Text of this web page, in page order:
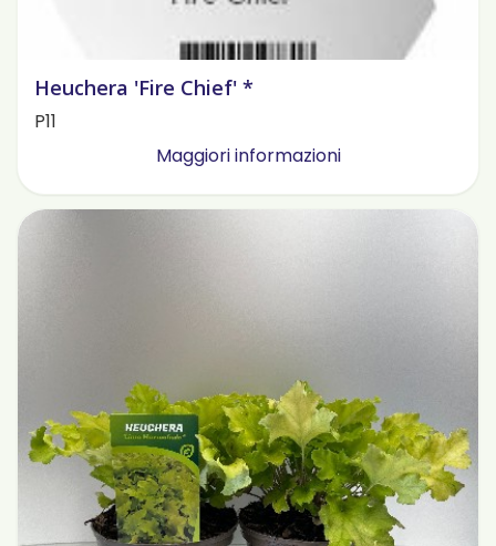
Heuchera 'Fire Chief' *
P11
Maggiori informazioni